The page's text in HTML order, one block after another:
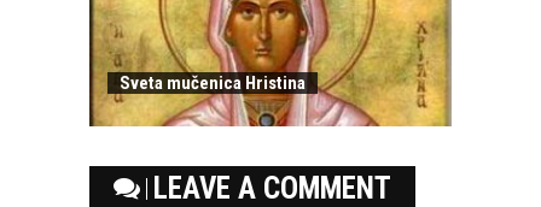
Sveta mučenica Hristina
LEAVE A COMMENT